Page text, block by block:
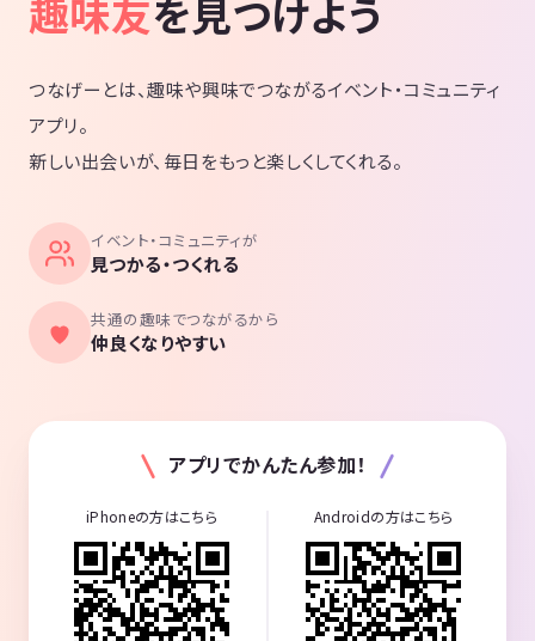
趣味友を見つけよう
つなげーとは、趣味や興味でつながるイベント・コミュニティ
アプリ。
新しい出会いが、毎日をもっと楽しくしてくれる。
イベント・コミュニティが
見つかる・つくれる
共通の趣味でつながるから
仲良くなりやすい
アプリでかんたん参加！
iPhoneの方はこちら Androidの方はこちら